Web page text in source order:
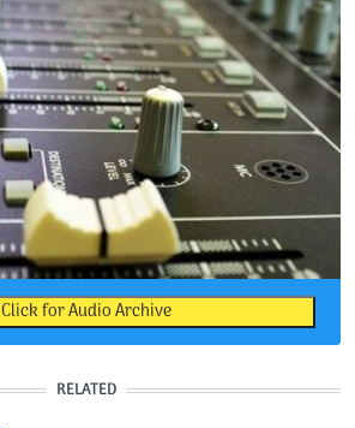
Click for Audio Archive
RELATED